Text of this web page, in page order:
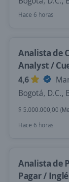
Hace 6 horas
Analista de
Analyst /
4,6
Bogotá, D.C.,
$ 5.000.000,00
Hace 6 horas
Analista de
Pagar /